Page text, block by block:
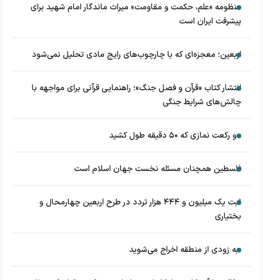
منظومه «علم، حکمت و مقاومت» میراث ماندگار امام شهید برای
پیشرفت ایران است
اربعین؛ معجزه‌ای که با چارچوب‌های رایج مادی تحلیل نمی‌شود
انتشار کتاب «قرآن و فصل جنگ»؛ راهنمایی قرآنی برای مواجهه با
چالش‌های شرایط جنگی
دو رکعت نمازی که ۵۰ دقیقه طول کشید
فلسطین همچنان مسئله نخست جهان اسلام است
ثبت یک میلیون و ۴۴۴ هزار تردد در طرح اربعین چهارمحال و
بختیاری
به زودی از منطقه اخراج می‌شوید